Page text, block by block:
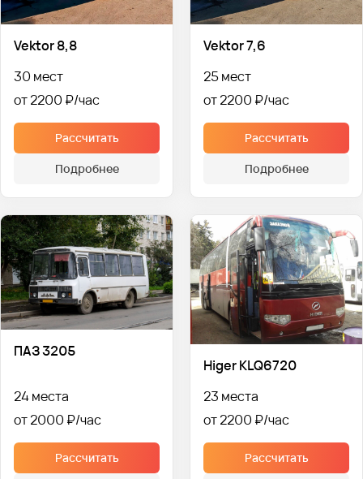
Vektor 8,8
30 мест
от 2200 ₽
Рассчитать
Подробнее
Vektor 7,6
25 мест
от 2200 ₽
Рассчитать
Подробнее
ПАЗ 3205
24 места
от 2000 ₽
Рассчитать
Higer KLQ6720
23 места
от 2200 ₽
Рассчитать